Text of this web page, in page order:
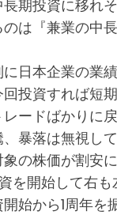
期投資に移れ
は『兼業の中
日本企業の業
投資すれば短
ードばかりに
暴落は無視し
の株価が割安
を開始して右
始から1周年を